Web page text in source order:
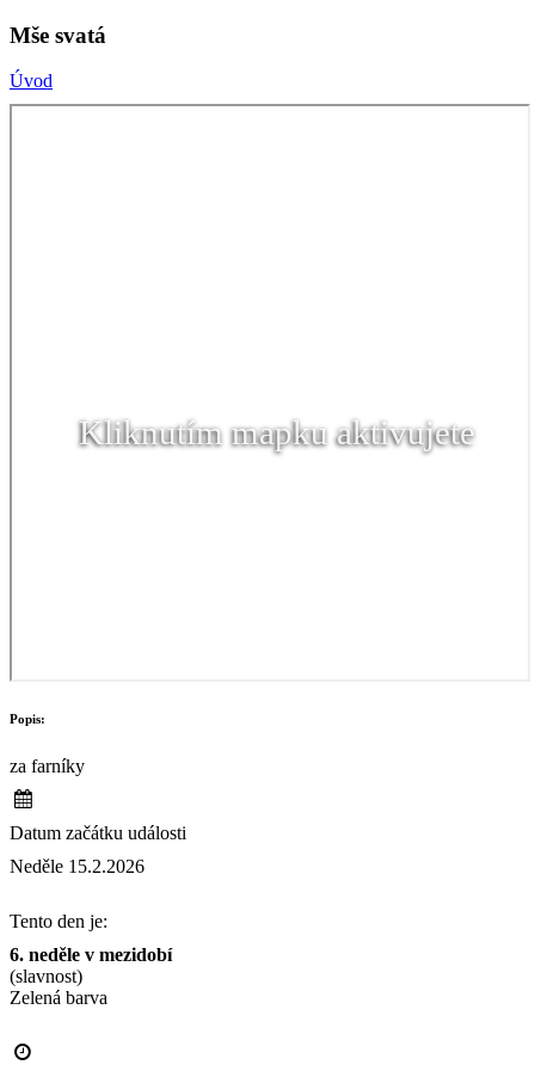
Mše svatá
Úvod
Kliknutím mapku aktivujete
Popis:
za farníky
Datum začátku události
Neděle 15.2.2026
Tento den je:
6. neděle v mezidobí
(slavnost)
Zelená barva